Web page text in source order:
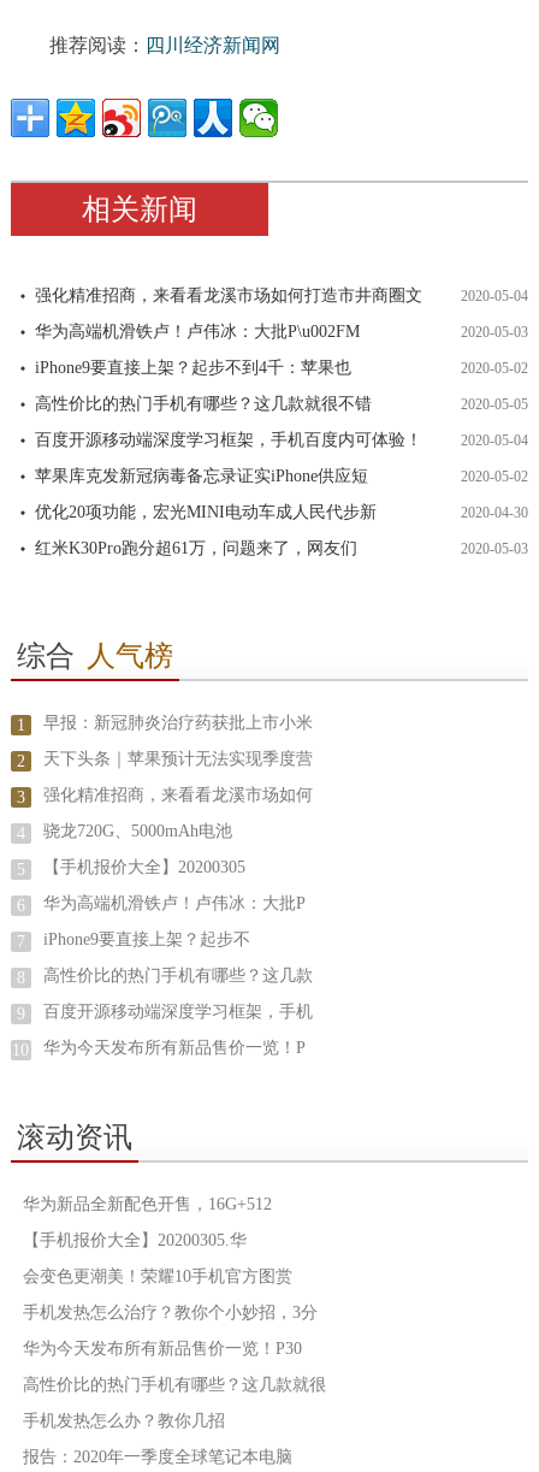
推荐阅读： 四川经济新闻网
相关新闻
强化精准招商，来看看龙溪市场如何打造市井商圈文 2020-05-04
华为高端机滑铁卢！卢伟冰：大批P\u002FM 2020-05-03
iPhone9要直接上架？起步不到4千：苹果也 2020-05-02
高性价比的热门手机有哪些？这几款就很不错 2020-05-05
百度开源移动端深度学习框架，手机百度内可体验！ 2020-05-04
苹果库克发新冠病毒备忘录证实iPhone供应短 2020-05-02
优化20项功能，宏光MINI电动车成人民代步新 2020-04-30
红米K30Pro跑分超61万，问题来了，网友们 2020-05-03
综合 人气榜
1 早报：新冠肺炎治疗药获批上市小米
2 天下头条｜苹果预计无法实现季度营
3 强化精准招商，来看看龙溪市场如何
4 骁龙720G、5000mAh电池
5 【手机报价大全】20200305
6 华为高端机滑铁卢！卢伟冰：大批P
7 iPhone9要直接上架？起步不
8 高性价比的热门手机有哪些？这几款
9 百度开源移动端深度学习框架，手机
10 华为今天发布所有新品售价一览！P
滚动资讯
华为新品全新配色开售，16G+512
【手机报价大全】20200305.华
会变色更潮美！荣耀10手机官方图赏
手机发热怎么治疗？教你个小妙招，3分
华为今天发布所有新品售价一览！P30
高性价比的热门手机有哪些？这几款就很
手机发热怎么办？教你几招
报告：2020年一季度全球笔记本电脑